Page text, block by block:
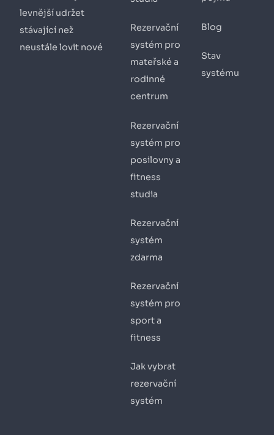
levnější udržet
stávající než
neustále lovit nové
Rezervační
systém pro
mateřské a
rodinné
centrum
Rezervační
systém pro
posilovny a
fitness
studia
Rezervační
systém
zdarma
Rezervační
systém pro
sport a
fitness
Jak vybrat
rezervační
systém
Blog
Stav
systému